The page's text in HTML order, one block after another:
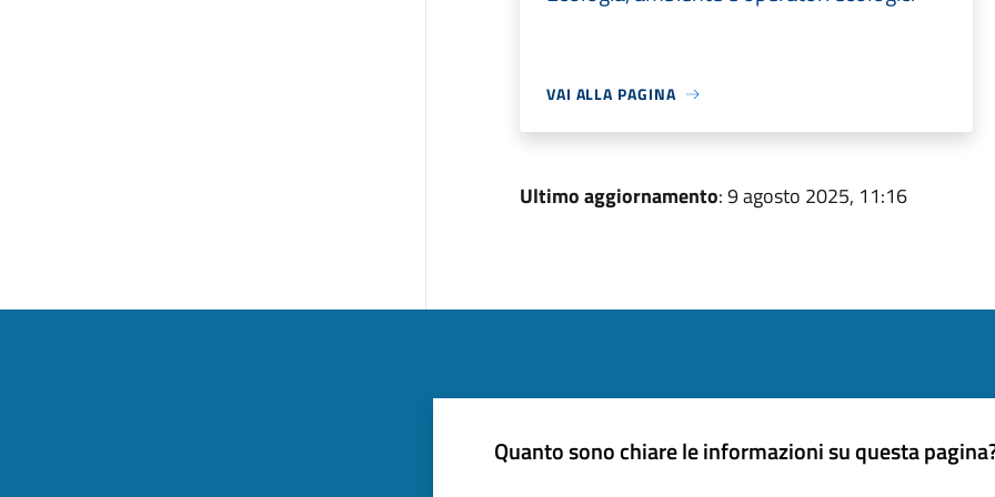
VAI ALLA PAGINA
Ultimo aggiornamento: 9 agosto 2025, 11:16
Quanto sono chiare le informazioni su questa